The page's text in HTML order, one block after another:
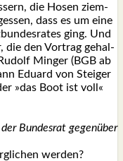
die Hosen ziem­
dass es um eine
ging. Und
die den Vor­trag gehal­
Min­ger (BGB ab
Edu­ard von Stei­ger
»das Boot ist voll«
Bun­des­rat gegen­über
wer­den?